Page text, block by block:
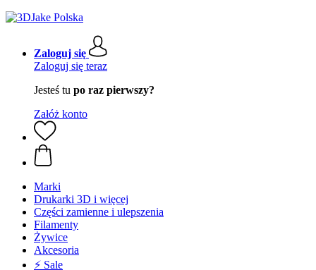
Zaloguj się
Zaloguj się teraz
Jesteś tu po raz pierwszy?
Załóż konto
Marki
Drukarki 3D i więcej
Części zamienne i ulepszenia
Filamenty
Żywice
Akcesoria
⚡ Sale